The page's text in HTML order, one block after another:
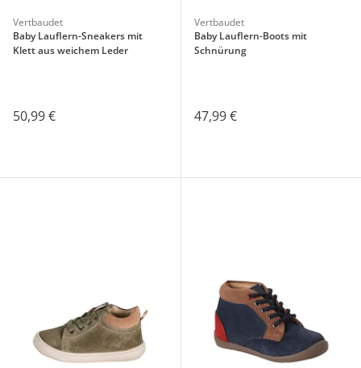
Vertbaudet
Baby Lauflern-Sneakers mit
Klett aus weichem Leder
50,99 €
Vertbaudet
Baby Lauflern-Boots mit
Schnürung
47,99 €